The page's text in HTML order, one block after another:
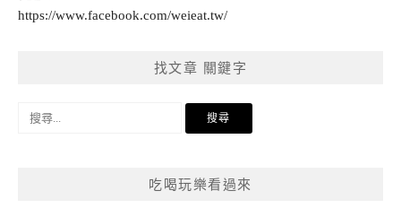
https://www.facebook.com/weieat.tw/
找文章 關鍵字
搜
吃喝玩樂看過來